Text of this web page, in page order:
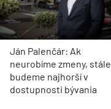
Ján Palenčár: Ak
neurobíme zmeny, stále
budeme najhorší v
dostupnosti bývania